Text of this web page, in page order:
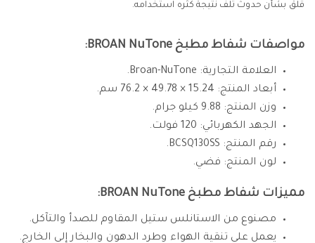
قلق بشأن حدوث تلف نتيجة كثره استخدامه.
مواصفات شفاط مطبخ BROAN NuTone:
العلامة التجارية: Broan-NuTone.
أبعاد المنتج: 15.24 × 49.78 × 76.2 سم.
وزن المنتج: 9.88 كيلو جرام.
الجهد الكهربائي: 120 فولت.
رقم المنتج: ‎BCSQ130SS.
لون المنتج: فضي.
مميزات شفاط مطبخ BROAN NuTone:
مصنوع من الاستانلس ستيل المقاوم للصدأ والتآكل.
يعمل على تنقية الهواء وطرد الدهون والبخار إلى الخارج.